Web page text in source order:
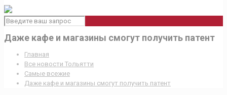
Даже кафе и магазины смогут получить патент
Главная
Все новости Тольятти
Самые всежие
Даже кафе и магазины смогут получить патент